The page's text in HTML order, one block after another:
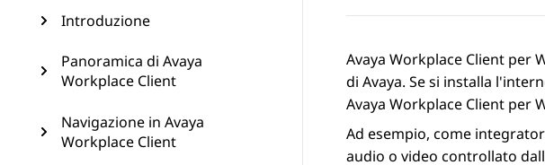
Introduzione
Panoramica di Avaya
Workplace Client
Navigazione in Avaya
Workplace Client
Avaya Workplace Client per
di Avaya. Se si installa
Avaya Workplace Client per
Ad esempio, come
audio o video controllato